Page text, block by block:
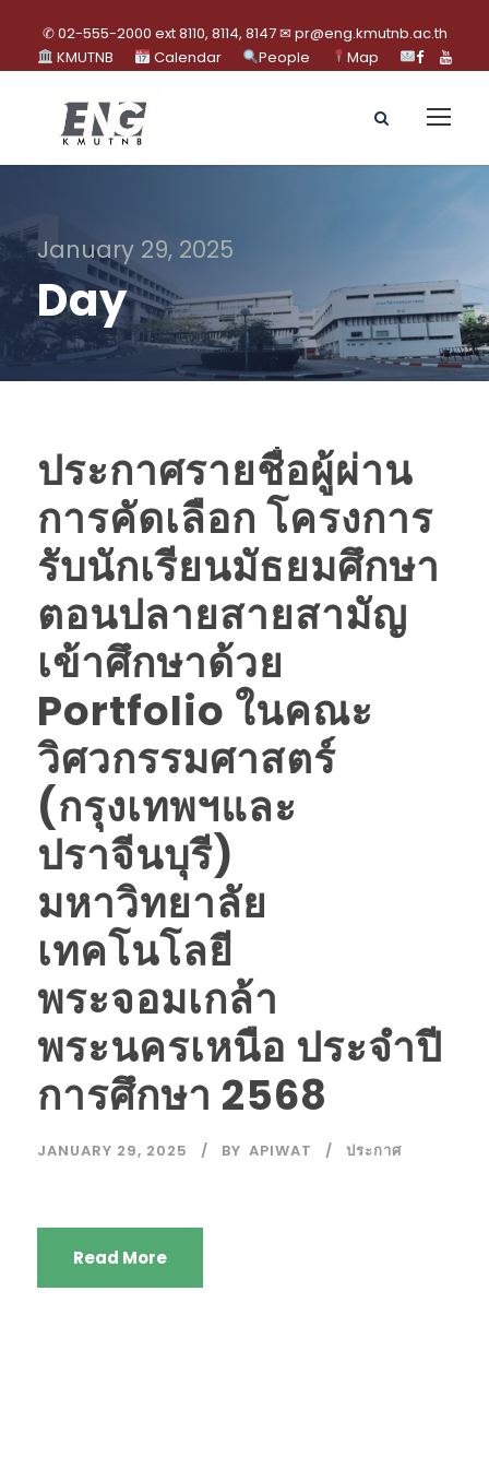
✆ 02-555-2000 ext 8110, 8114, 8147 ✉ pr@eng.kmutnb.ac.th
KMUTNB
Calendar People Map
January 29, 2025
Day
ประกาศรายชื่อผู้ผ่าน
การคัดเลือก โครงการ
รับนักเรียนมัธยมศึกษา
ตอนปลายสายสามัญ
เข้าศึกษาด้วย
Portfolio ในคณะ
วิศวกรรมศาสตร์
(กรุงเทพฯและ
ปราจีนบุรี)
มหาวิทยาลัย
เทคโนโลยี
พระจอมเกล้า
พระนครเหนือ ประจำปี
การศึกษา 2568
JANUARY 29, 2025 BY APIWAT ประกาศ
Read More